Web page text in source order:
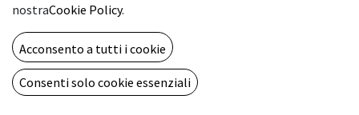
I nostri clienti hanno
nostraCookie Policy.
Acconsento a tutti i cookie
Consenti solo cookie essenziali